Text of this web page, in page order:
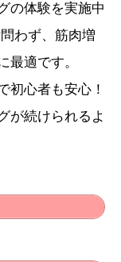
の体験を実施中
わず、筋肉増
最適です。
初心者も安心！
が続けられるよ